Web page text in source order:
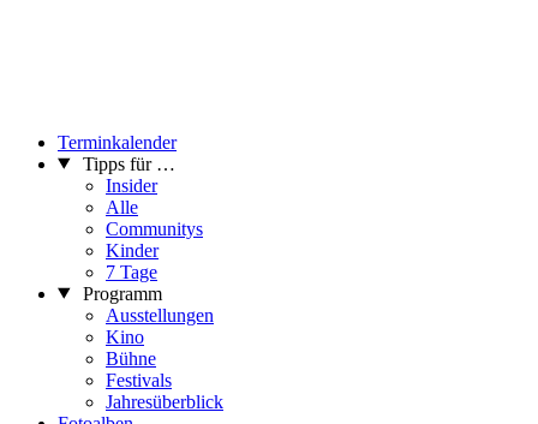
Terminkalender
Tipps für …
Insider
Alle
Communitys
Kinder
7 Tage
Programm
Ausstellungen
Kino
Bühne
Festivals
Jahresüberblick